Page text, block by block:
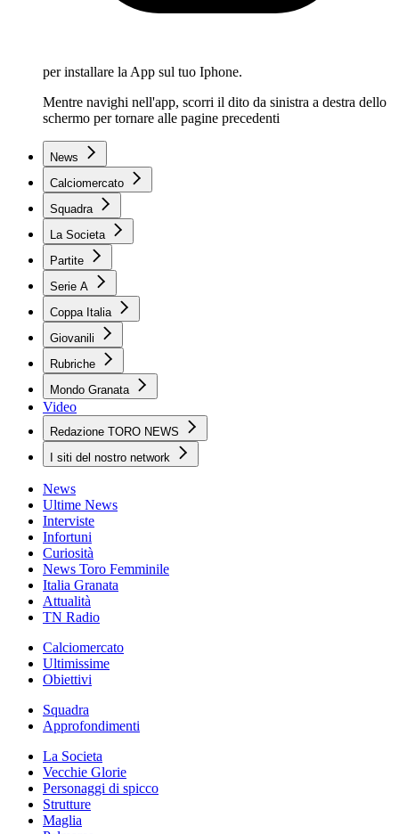
per installare la App sul tuo Iphone.
Mentre navighi nell'app, scorri il dito da sinistra a destra dello
schermo per tornare alle pagine precedenti
News
Calciomercato
Squadra
La Societa
Partite
Serie A
Coppa Italia
Giovanili
Rubriche
Mondo Granata
Video
Redazione TORO NEWS
I siti del nostro network
News
Ultime News
Interviste
Infortuni
Curiosità
News Toro Femminile
Italia Granata
Attualità
TN Radio
Calciomercato
Ultimissime
Obiettivi
Squadra
Approfondimenti
La Societa
Vecchie Glorie
Personaggi di spicco
Strutture
Maglia